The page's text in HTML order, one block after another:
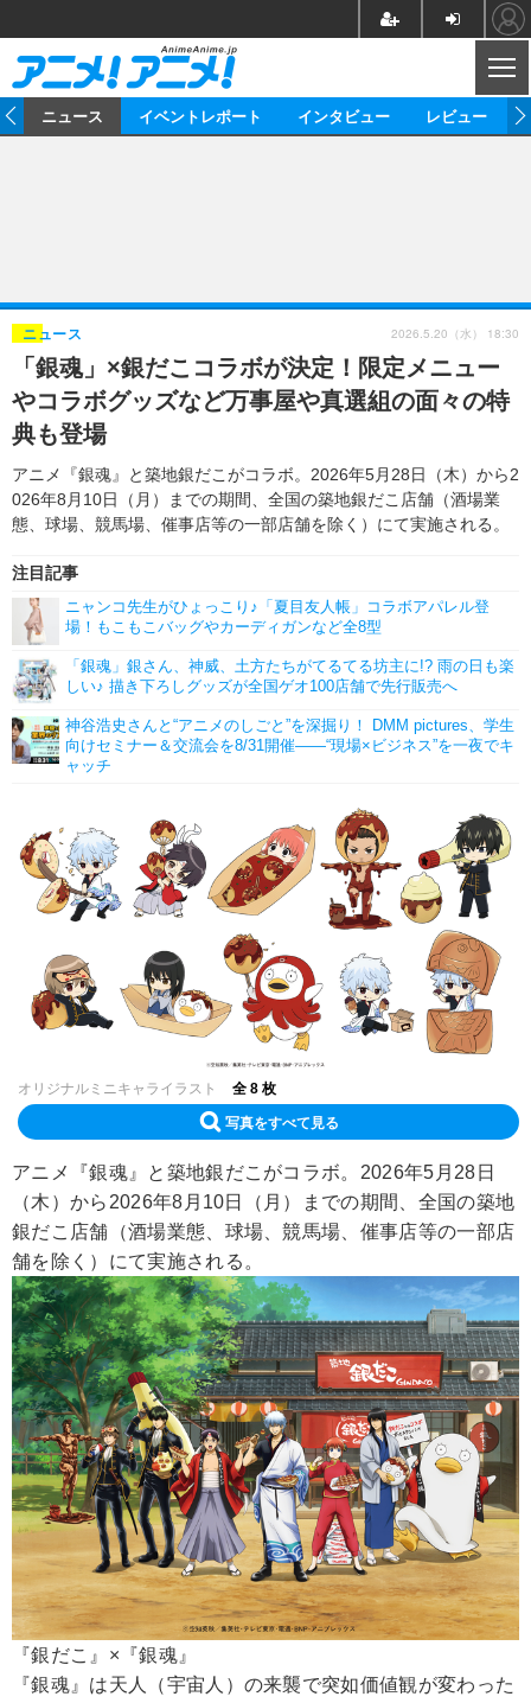
ゲーム グッズ
イベント 海外
海外イベント ビジネス
俳優・タレント アーティスト
ビジネス
アニメ 実写
イベント
ゲーム 座談会
動画
アニメ！アニメ！TV ABEMA Cafe
連載・コラム
ニュース イベントレポート インタビュー レビュー
「銀魂」×銀だこコラボが決定！限定メニュー
やコラボグッズなど万事屋や真選組の面々の特
典も登場
アニメ『銀魂』と築地銀だこがコラボ。2026年5月28日（木）から2
026年8月10日（月）までの期間、全国の築地銀だこ店舗（酒場業
態、球場、競馬場、催事店等の一部店舗を除く）にて実施される。
ニュース
注目記事
ニャンコ先生がひょっこり♪「夏目友人帳」コラボアパレル登
場！もこもこバッグやカーディガンなど全8型
「銀魂」銀さん、神威、土方たちがてるてる坊主に!? 雨の日も楽
しい♪ 描き下ろしグッズが全国ゲオ100店舗で先行販売へ
神谷浩史さんと“アニメのしごと”を深掘り！ DMM pictures、学生
向けセミナー＆交流会を8/31開催――“現場×ビジネス”を一夜でキ
ャッチ
2026.5.20（水） 18:30
オリジナルミニキャライラスト 全 8 枚
写真をすべて見る
アニメ『銀魂』と築地銀だこがコラボ。2026年5月28日
（木）から2026年8月10日（月）までの期間、全国の築地
銀だこ店舗（酒場業態、球場、競馬場、催事店等の一部店
舗を除く）にて実施される。
『銀だこ』×『銀魂』
『銀魂』は天人（宇宙人）の来襲で突如価値観が変わった